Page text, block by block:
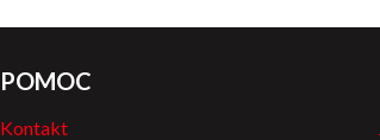
POMOC
Kontakt